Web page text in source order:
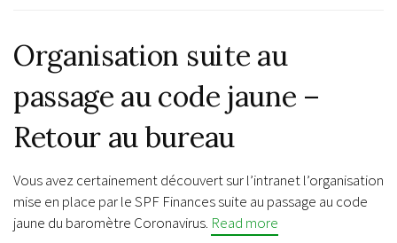
Organisation suite au
passage au code jaune –
Retour au bureau
Vous avez certainement découvert sur l’intranet l’organisation
mise en place par le SPF Finances suite au passage au code
jaune du baromètre Coronavirus. Read more